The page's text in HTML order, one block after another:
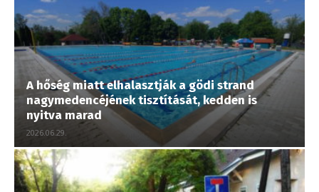
A hőség miatt elhalasztják a gödi strand
nagymedencéjének tisztítását, kedden is
nyitva marad
2026.06.29.